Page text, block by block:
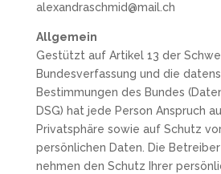
alexandraschmid@mail.ch
Allgemein
Gestützt auf Artikel 13 der
Bundesverfassung und die
Bestimmungen des Bundes
DSG) hat jede Person Anspruch
Privatsphäre sowie auf Schutz
persönlichen Daten. Die
nehmen den Schutz Ihrer